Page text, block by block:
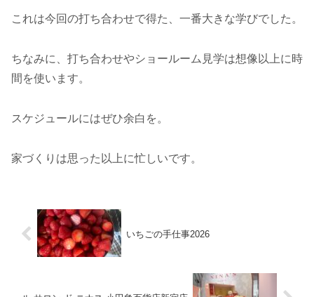
これは今回の打ち合わせで得た、一番大きな学びでした。
ちなみに、打ち合わせやショールーム見学は想像以上に時
間を使います。
スケジュールにはぜひ余白を。
家づくりは思った以上に忙しいです。
いちごの手仕事2026